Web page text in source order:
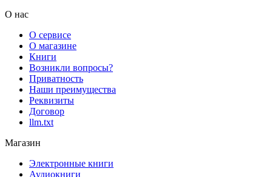
О нас
О сервисе
О магазине
Книги
Возникли вопросы?
Приватность
Наши преимущества
Реквизиты
Договор
llm.txt
Магазин
Электронные книги
Аудиокниги